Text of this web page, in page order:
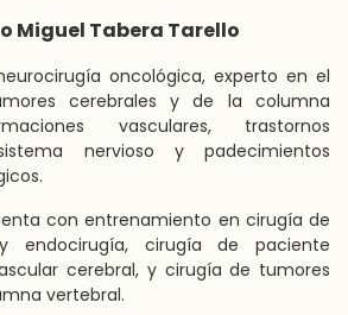
Miguel Tabera Tarello
oncológica, experto en el
cerebrales y de la columna
vasculares, trastornos
nervioso y padecimientos
con entrenamiento en cirugía de
endocirugía, cirugía de paciente
cerebral, y cirugía de tumores
vertebral.